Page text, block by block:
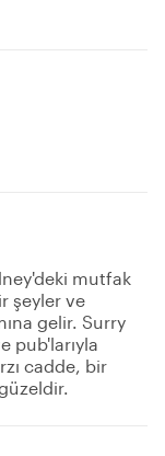
mutfak
şeyler ve
gelir. Surry
pub'larıyla
cadde, bir